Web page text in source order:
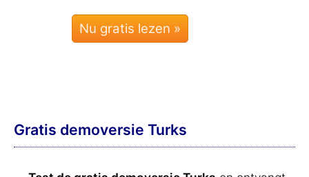
Nu gratis lezen »
Gratis demoversie Turks